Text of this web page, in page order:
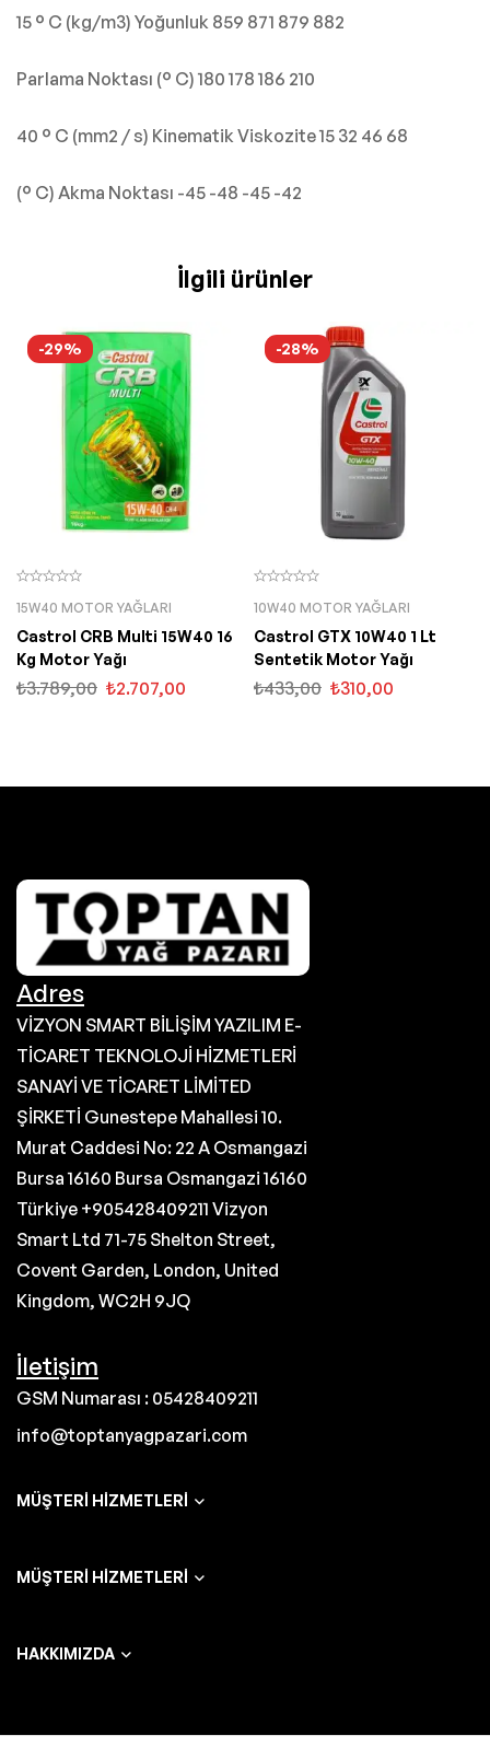
15 ° C (kg/m3) Yoğunluk 859 871 879 882
Parlama Noktası (° C) 180 178 186 210
40 ° C (mm2 / s) Kinematik Viskozite 15 32 46 68
(° C) Akma Noktası -45 -48 -45 -42
İlgili ürünler
-29%
15W40 MOTOR YAĞLARI
Castrol CRB Multi 15W40 16
Kg Motor Yağı
₺3.789,00 ₺2.707,00
-28%
10W40 MOTOR YAĞLARI
Castrol GTX 10W40 1 Lt
Sentetik Motor Yağı
₺433,00 ₺310,00
Adres
VİZYON SMART BİLİŞİM YAZILIM E-
TİCARET TEKNOLOJİ HİZMETLERİ
SANAYİ VE TİCARET LİMİTED
ŞİRKETİ Gunestepe Mahallesi 10.
Murat Caddesi No: 22 A Osmangazi
Bursa 16160 Bursa Osmangazi 16160
Türkiye +905428409211 Vizyon
Smart Ltd 71-75 Shelton Street,
Covent Garden, London, United
Kingdom, WC2H 9JQ
İletişim
GSM Numarası : 05428409211
info@toptanyagpazari.com
MÜŞTERI HIZMETLERI
MÜŞTERI HIZMETLERI
HAKKIMIZDA